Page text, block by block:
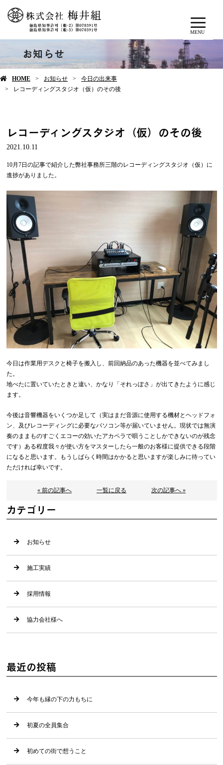
MENU
お知らせ
HOME お知らせ
今日の出来事
レコーディングスタジオ（仮）のその後
レコーディングスタジオ（仮）のその後
2021.10.11
10月7日の記事で紹介した弊社事務所三階のレコーディングスタジオ（仮）に
進捗がありました。
今日は作業用デスクと椅子を搬入し、前回納品のあった機器を並べてみまし
た。
地べたに置いていたときと違い、かなり「それっぽさ」が出てきたように感じ
ます。
今後は音響機器をいくつか足して（実はまだ音源に使用する機材とヘッドフォ
ン、及びレコーディングに必要なパソコン等が届いていません。現状では無演
奏のままものすごくエコーの効いたアカペラで唄うことしかできないのが残念
です）ある程度我々が使い方をマスターしたら一般のお客様に提供できる段階
になると思います。もうしばらく時間はかかると思いますが楽しみに待ってい
ただければ幸いです。
« 前の記事へ 一覧に戻る 次の記事へ »
カテゴリー
お知らせ
施工実績
採用情報
協力会社様へ
最近の投稿
今年も縁の下の力もちに
初夏の全員集合
初めての街で想うこと